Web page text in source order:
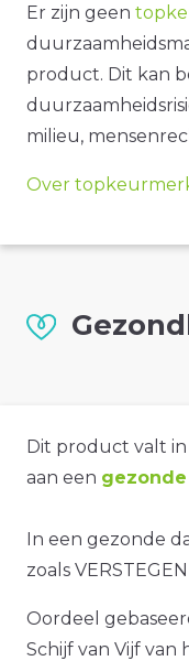
Er zijn geen
product. Dit kan
milieu,
Over
Dit product valt in
aan een
In een gezonde
zoals
Oordeel
Schijf van Vijf